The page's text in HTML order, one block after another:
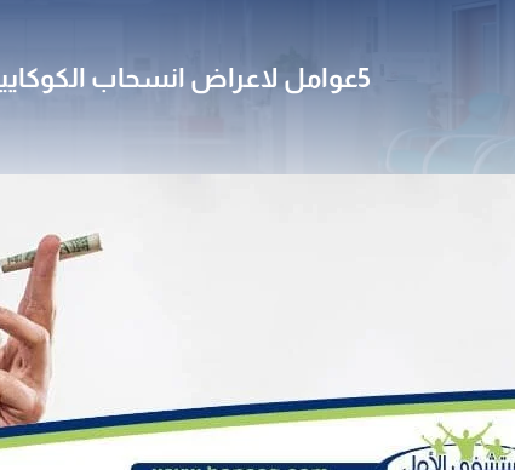
5عوامل لاعراض انسحاب الكوكايين – ادوية علاج الكوكايين